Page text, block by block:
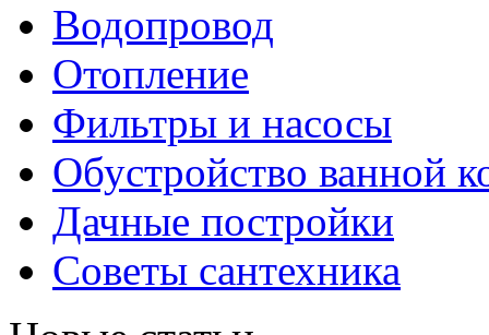
Водопровод
Отопление
Фильтры и насосы
Обустройство ванной
Дачные постройки
Советы сантехника